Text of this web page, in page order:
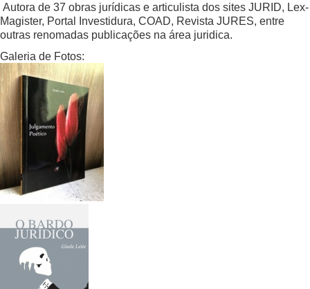
Autora de 37 obras jurídicas e articulista dos sites JURID, Lex-
Magister, Portal Investidura, COAD, Revista JURES, entre
outras renomadas publicações na área juridica.
Galeria de Fotos: